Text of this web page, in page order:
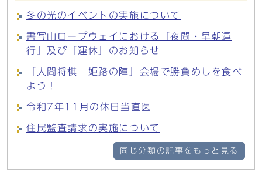
冬の光のイベントの実施について
書写山ロープウェイにおける「夜間・早朝運
行」及び「運休」のお知らせ
「人間将棋 姫路の陣」会場で勝負めしを食べ
よう！
令和7年11月の休日当直医
住民監査請求の実施について
同じ分類の記事をもっと見る